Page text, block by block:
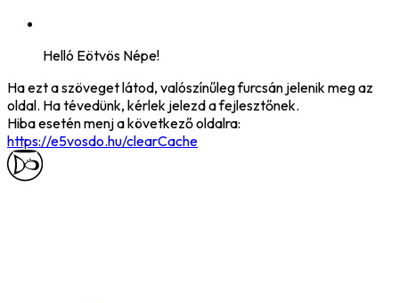
Helló Eötvös Népe!
Ha ezt a szöveget látod, valószínűleg furcsán jelenik meg az
oldal. Ha tévedünk, kérlek jelezd a fejlesztőnek.
Hiba esetén menj a következő oldalra:
https://e5vosdo.hu/clearCache